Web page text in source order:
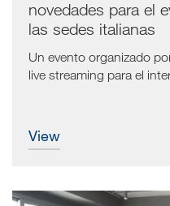
novedades para el
las sedes italianas
Un evento organizado
live streaming para el
view